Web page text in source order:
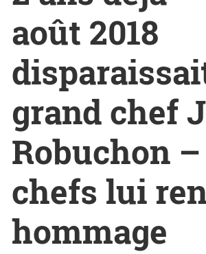
août 2018
grand chef
Robuchon
chefs lui
hommage